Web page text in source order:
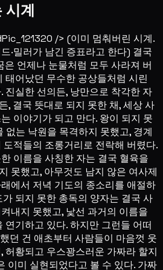
계
/> (이미 멈춰버린 시계.
·밀러가 남긴 증표라고 한다) 결국
은 언제나 눈물처럼 모두 사라져 버
태어났던 무수한 공상들처럼 시린
진실한 선의든, 낭만으로 착각한 자
, 결국 뜻대로 되지 못한 채, 세상 사
이야기가 되고 만다. 왕이 되지 못
없는 낙원을 목격하지 못했고, 경계
적들의 조롱거리로 전락해 버렸다.
이름을 사칭한 자는 결국 혈육을
못했고, 아무것도 남지 않은 여사제
에서 저녁 기도의 종소리를 애절하
되지 못한 총독의 양자는 결국 사
내지 못했고, 낯선 과거의 이름을
연기하고 있다. 하지만 그런들 어떠
던 건 애초부터 사람들이 마음껏 웃
허황되고 우스꽝스러운 가짜라 할지
이미 실현되었다고 볼 수 있다. 가짜